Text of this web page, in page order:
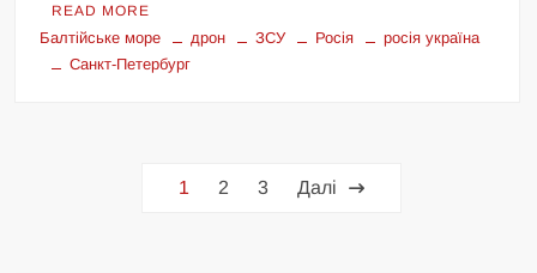
READ MORE
Балтійське море дрон ЗСУ Росія
росія україна
Санкт-Петербург
1 2 3 Далі